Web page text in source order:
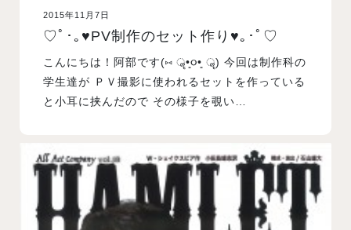
2015年11月7日
♡ﾟ･｡♥PV制作のセット作り♥｡･ﾟ♡
こんにちは！阿部です(⑅ ॣ•͈૦•͈ ॣ) 今回は制作科の
学生達が ＰＶ撮影に使われるセットを作っている
と小耳に挟んだので その様子を覗い…